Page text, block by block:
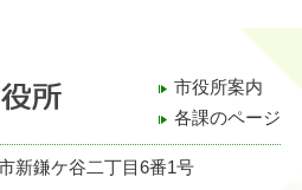
市役所案内
各課のページ
新鎌ケ谷二丁目6番1号